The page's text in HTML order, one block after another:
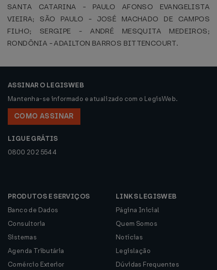
SANTA CATARINA - PAULO AFONSO EVANGELISTA
VIEIRA; SÃO PAULO - JOSÉ MACHADO DE CAMPOS
FILHO; SERGIPE - ANDRÉ MESQUITA MEDEIROS;
RONDÔNIA - ADAILTON BARROS BITTENCOURT.
ASSINAR O LEGISWEB
Mantenha-se informado e atualizado com o LegisWeb.
COMO ASSINAR
LIGUE GRÁTIS
0800 202 5544
PRODUTOS E SERVIÇOS
Banco de Dados
Consultoria
Sistemas
Agenda Tributária
Comércio Exterior
LINKS LEGISWEB
Página Inicial
Quem Somos
Notícias
Legislação
Dúvidas Frequentes